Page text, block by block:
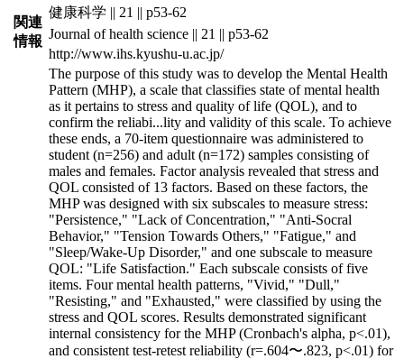
関連
情報
健康科学 || 21 || p53-62
Journal of health science || 21 || p53-62
http://www.ihs.kyushu-u.ac.jp/
The purpose of this study was to develop the Mental Health
Pattern (MHP), a scale that classifies state of mental health
as it pertains to stress and quality of life (QOL), and to
confirm the reliabi...lity and validity of this scale. To achieve
these ends, a 70-item questionnaire was administered to
student (n=256) and adult (n=172) samples consisting of
males and females. Factor analysis revealed that stress and
QOL consisted of 13 factors. Based on these factors, the
MHP was designed with six subscales to measure stress:
"Persistence," "Lack of Concentration," "Anti-Socral
Behavior," "Tension Towards Others," "Fatigue," and
"Sleep/Wake-Up Disorder," and one subscale to measure
QOL: "Life Satisfaction." Each subscale consists of five
items. Four mental health patterns, "Vivid," "Dull,"
"Resisting," and "Exhausted," were classified by using the
stress and QOL scores. Results demonstrated significant
internal consistency for the MHP (Cronbach's alpha, p<.01),
and consistent test-retest reliability (r=.604〜.823, p<.01) for